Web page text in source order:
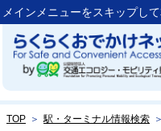
メインメニューをスキップし
TOP ＞ 駅・ターミナル情報検索 ＞